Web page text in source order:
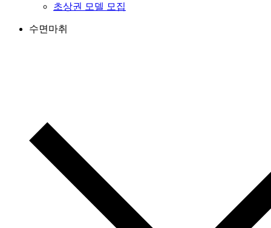
초상권 모델 모집
수면마취